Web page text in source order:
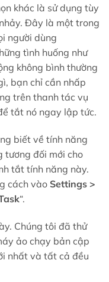
khác là sử dụng tùy
Đây là một trong
người dùng
tình huống như
không bình thường
bạn chỉ cần nhấp
trên thanh tác vụ
tắt nó ngay lập tức.
biết về tính năng
tương đối mới cho
tắt tính năng này.
cách vào Settings >
“.
Chúng tôi đã thử
ảo chạy bản cập
nhất và tất cả đều